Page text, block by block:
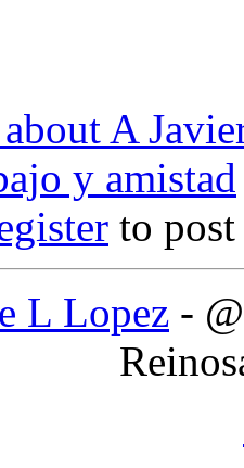
about A
y amistad
to
L Lopez -